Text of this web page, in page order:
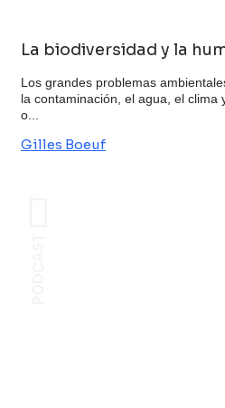
La biodiversidad y la
Los grandes problemas
la contaminación, el agua, el clima
o...
Gilles Boeuf